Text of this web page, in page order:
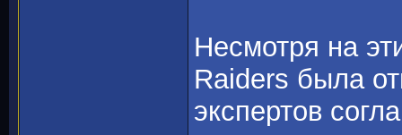
Несмотря на
Raiders была
экспертов